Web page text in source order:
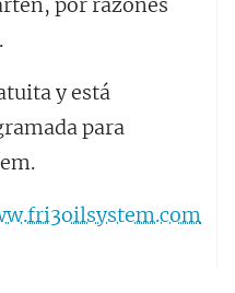
y está
para